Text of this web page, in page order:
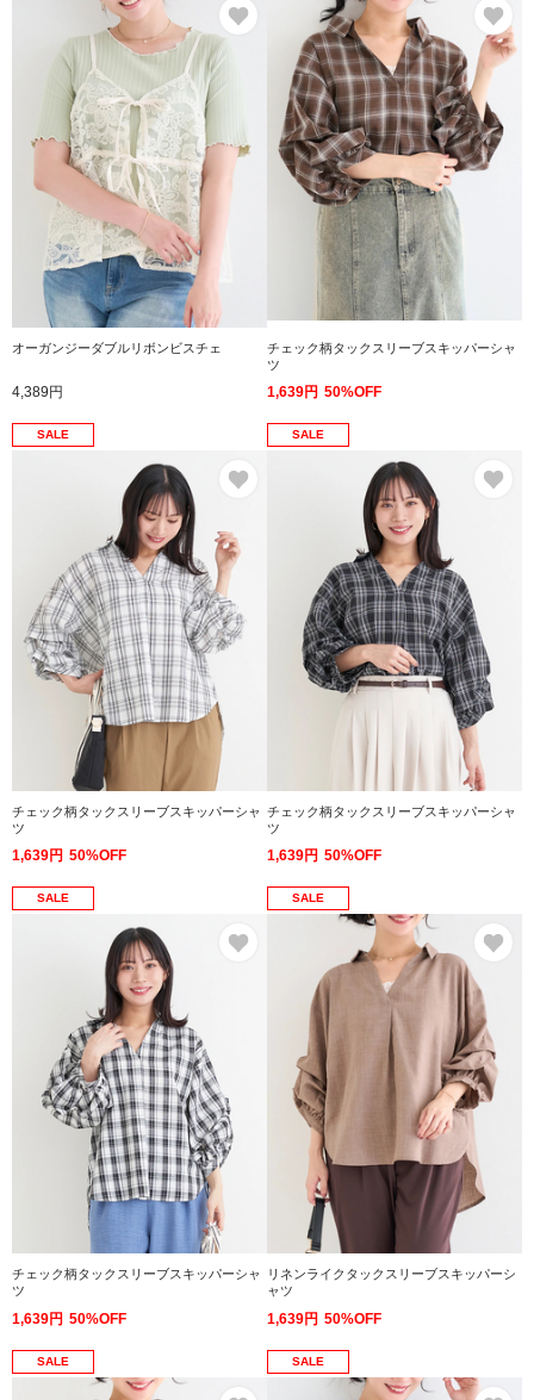
お気に入り
オーガンジーダブルリボンビスチェ
4,389円
チェック柄タックスリーブスキッパーシャ
ツ
1,639円 50%OFF
SALE
チェック柄タックスリーブスキッパーシャ
ツ
1,639円 50%OFF
SALE
チェック柄タックスリーブスキッパーシャ
ツ
1,639円 50%OFF
SALE
チェック柄タックスリーブスキッパーシャ
ツ
1,639円 50%OFF
SALE
リネンライクタックスリーブスキッパーシ
ャツ
1,639円 50%OFF
SALE SALE